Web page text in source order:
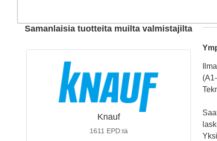
Samanlaisia tuotteita muilta valmistajilta
Knauf
1611 EPD:tä